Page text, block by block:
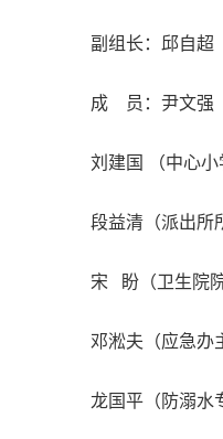
副组长：邱自超
成 员：尹文强
刘建国 （中心小
段益清（派出所
宋 盼（卫生院院
邓淞夫（应急办
龙国平（防溺水